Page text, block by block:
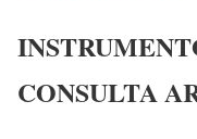
CONSULTA